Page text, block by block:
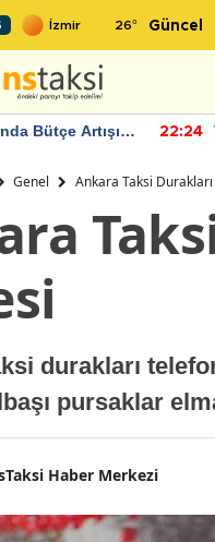
26° Güncel
Bütçe Artışı
22:24
Genel Ankara Taksi
durakları
pursaklar
Haber Merkezi